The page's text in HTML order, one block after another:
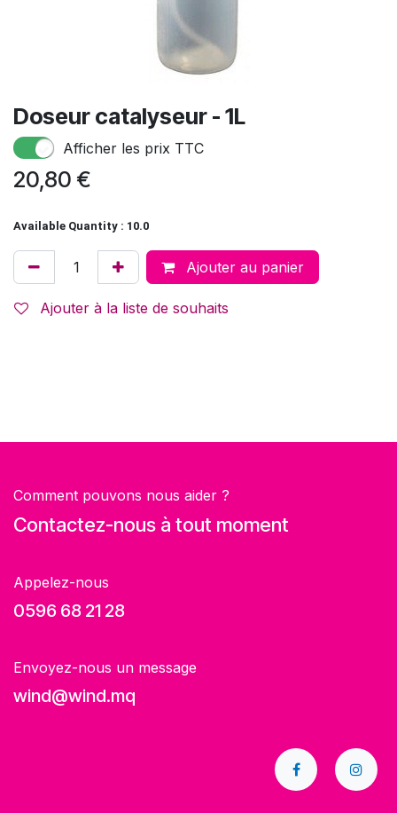
Doseur catalyseur - 1L
Afficher les prix TTC
20,80 €
Available Quantity : 10.0
Ajouter au panier
Ajouter à la liste de souhaits
Comment pouvons nous aider ?
Contactez-nous à tout moment
Appelez-nous
0596 68 21 28
Envoyez-nous un message
wind@wind.mq